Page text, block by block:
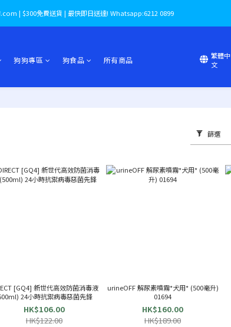
| $300免費送貨 | 最快即日送達! Whatsapp:6212 0899
繁體中
文
狗狗專區 狗食品 所有商品
篩選
[GQ4] 新世代高效防菌消毒液
(500ml) 24小時抗禦病毒惡菌先鋒
HK$106.00
HK$122.00
urineOFF 解尿素噴霧*犬用* (500毫升)
01694
HK$160.00
HK$189.00